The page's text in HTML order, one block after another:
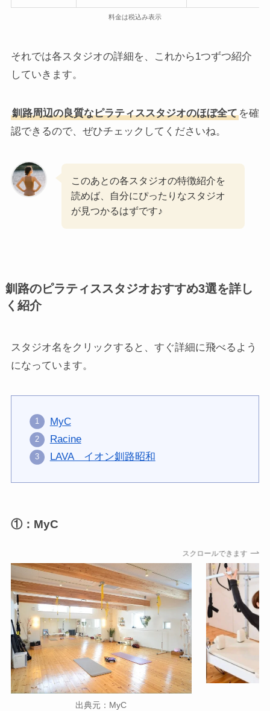
料金は税込み表示
それでは各スタジオの詳細を、これから1つずつ紹介
していきます。
釧路周辺の良質なピラティススタジオのほぼ全てを確
認できるので、ぜひチェックしてくださいね。
このあとの各スタジオの特徴紹介を
読めば、自分にぴったりなスタジオ
が見つかるはずです♪
釧路のピラティススタジオおすすめ3選を詳し
く紹介
スタジオ名をクリックすると、すぐ詳細に飛べるよう
になっています。
MyC
Racine
LAVA イオン釧路昭和
①：MyC
スクロールできます
出典元：MyC